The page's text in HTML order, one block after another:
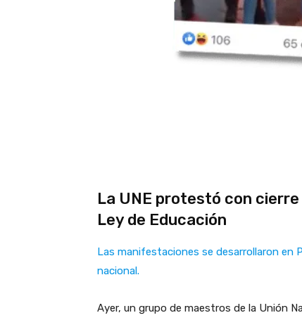
La UNE protestó con
Ley de Educación
Las manifestaciones se desarrollaron en
nacional.
Ayer, un grupo de maestros de la Unión